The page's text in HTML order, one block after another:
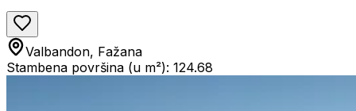
Valbandon, Fažana
Stambena površina (u m²): 124.68